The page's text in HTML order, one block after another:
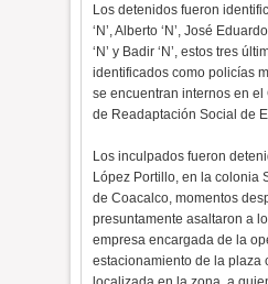
Los detenidos fueron
‘N’, Alberto ‘N’, José
‘N’ y Badir ‘N’, estos tres
identificados como policías
se encuentran internos en el
de Readaptación Social de
Los inculpados fueron
López Portillo, en la colonia
de Coacalco, momentos
presuntamente asaltaron a
empresa encargada de la
estacionamiento de la plaza